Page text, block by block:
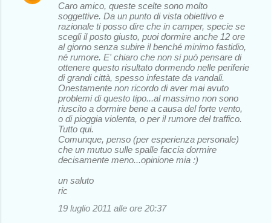
Caro amico, queste scelte sono molto
soggettive. Da un punto di vista obiettivo e
razionale ti posso dire che in camper, specie se
scegli il posto giusto, puoi dormire anche 12 ore
al giorno senza subire il benché minimo fastidio,
né rumore. E' chiaro che non si può pensare di
ottenere questo risultato dormendo nelle periferie
di grandi città, spesso infestate da vandali.
Onestamente non ricordo di aver mai avuto
problemi di questo tipo...al massimo non sono
riuscito a dormire bene a causa del forte vento,
o di pioggia violenta, o per il rumore del traffico.
Tutto qui.
Comunque, penso (per esperienza personale)
che un mutuo sulle spalle faccia dormire
decisamente meno...opinione mia :)
un saluto
ric
19 luglio 2011 alle ore 20:37